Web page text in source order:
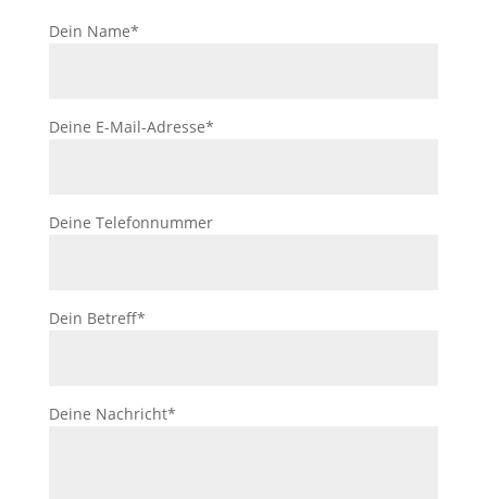
Dein Name*
Deine E-Mail-Adresse*
Deine Telefonnummer
Dein Betreff*
Deine Nachricht*